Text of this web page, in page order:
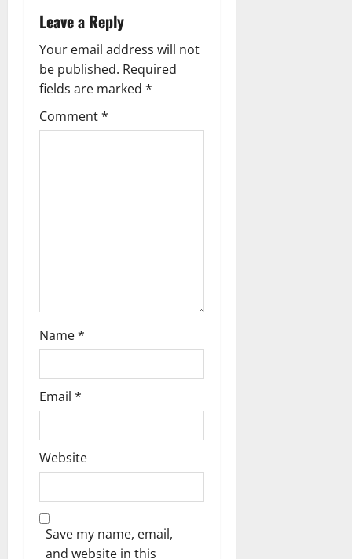
i
g
a
t
Leave a Reply
Your email address will not
be published. Required
fields are marked *
Comment*
Name*
Email *
Website
Save my name, email,
and website in this